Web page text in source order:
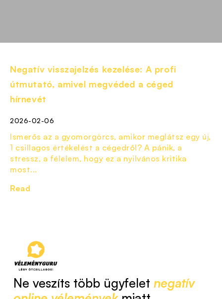
Negatív visszajelzés kezelése: A profi
útmutató, amivel megvéded a céged
hírnevét
2026-02-06
Ismerős az a gyomorgörcs, amikor meglátsz egy új,
1 csillagos értékelést a cégedről? A pánik, a
stressz, a félelem, hogy ez a nyilvános kritika
most...
Read
Ne veszíts több ügyfelet negatív